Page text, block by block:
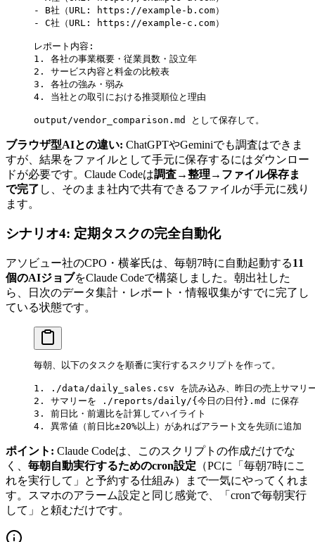
- B社（URL: https://example-b.com）
- C社（URL: https://example-c.com）
レポート内容:
1. 各社の事業概要・従業員数・設立年
2. サービス内容と料金の比較表
3. 各社の強み・弱み
4. 当社との取引における推奨順位と理由
output/vendor_comparison.md として保存して。
ブラウザ型AIとの違い: ChatGPTやGeminiでも調査はできま
すが、結果をファイルとして手元に保存するにはダウンロー
ドが必要です。Claude Codeは調査→整理→ファイル保存ま
で完了 し、そのまま社内で共有できるファイルが手元に残り
ます。
シナリオ4: 定期タスクの完全自動化
アソビュー社のCPO・横峯氏は、毎朝7時に自動起動する11
個のAIジョブをClaude Codeで構築しました。朝出社した
ら、日次のデータ集計・レポート・情報収集がすでに完了し
ている状態です。
毎朝、以下のタスクを順番に実行するスクリプトを作って。
1. ./data/daily_sales.csv を読み込み、昨日の売上サマリー
2. サマリーを ./reports/daily/{今日の日付}.md に保存
3. 前日比・前週比を計算してハイライト
4. 異常値（前日比±20%以上）があればアラート文を先頭に追加
ポイント: Claude Codeは、このスクリプトの作成だけでな
く、 毎朝自動実行するためのcron設定 （PCに「毎朝7時にこ
れを実行して」と予約する仕組み）まで一気にやってくれま
す。スマホのアラーム設定と同じ感覚で、「cronで毎朝実行
して」と頼むだけです。